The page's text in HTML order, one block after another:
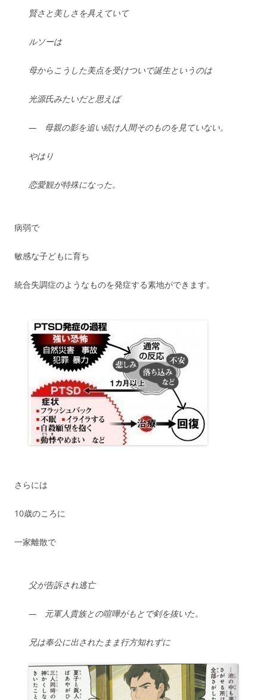
賢さと美しさを具えていて
ルソーは
母からこうした美点を受けついで誕生というのは
光源氏みたいだと思えば
— 母親の影を追い続け人間そのものを見ていない。
やはり
恋愛観が特殊になった。
病弱で
敏感な子どもに育ち
統合失調症のようなものを発症する素地ができます。
さらには
10歳のころに
一家離散で
父が告訴され逃亡
— 元軍人貴族との喧嘩がもとで剣を抜いた。
兄は奉公に出されたまま行方知れずに